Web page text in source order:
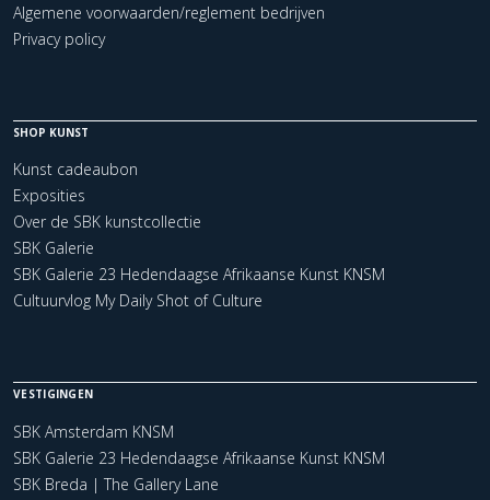
Algemene voorwaarden/reglement bedrijven
Privacy policy
SHOP KUNST
Kunst cadeaubon
Exposities
Over de SBK kunstcollectie
SBK Galerie
SBK Galerie 23 Hedendaagse Afrikaanse Kunst KNSM
Cultuurvlog My Daily Shot of Culture
VESTIGINGEN
SBK Amsterdam KNSM
SBK Galerie 23 Hedendaagse Afrikaanse Kunst KNSM
SBK Breda | The Gallery Lane